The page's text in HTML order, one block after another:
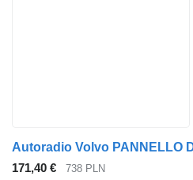
171,40 € 738 PLN